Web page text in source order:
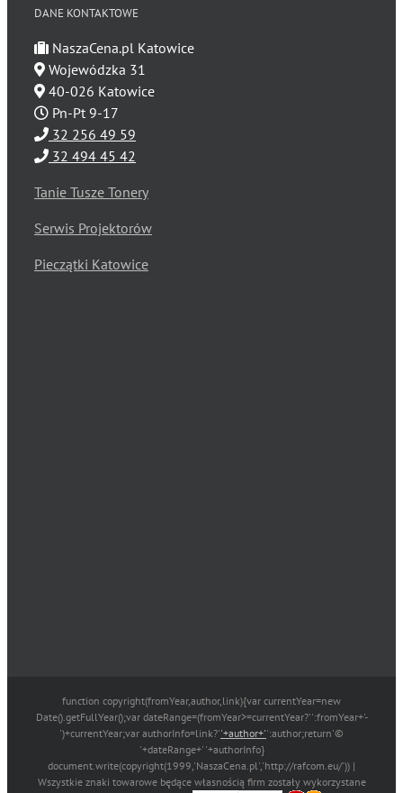
DANE KONTAKTOWE
NaszaCena.pl Katowice
Wojewódzka 31
40-026 Katowice
Pn-Pt 9-17
32 256 49 59
32 494 45 42
Tanie Tusze Tonery
Serwis Projektorów
Pieczątki Katowice
function copyright(fromYear,author,link){var currentYear=new
Date().getFullYear();var dateRange=(fromYear>=currentYear?'':fromYear+'-
')+currentYear;var authorInfo=link?''+author+'':author;return'©
'+dateRange+' '+authorInfo}
document.write(copyright(1999,'NaszaCena.pl','http://rafcom.eu/')) |
Wszystkie znaki towarowe będące własnością firm zostały wykorzystane